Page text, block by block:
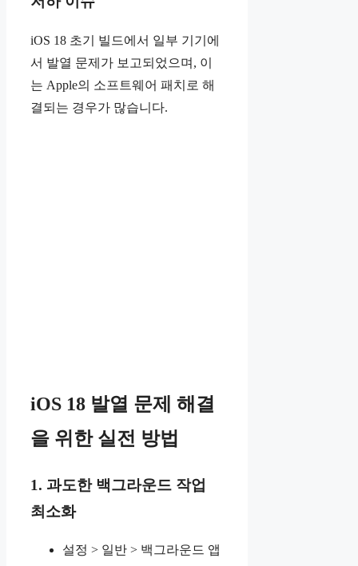
iOS 18 초기 빌드에서 일부 기기에
서 발열 문제가 보고되었으며, 이
는 Apple의 소프트웨어 패치로 해
결되는 경우가 많습니다.
iOS 18 발열 문제 해결
을 위한 실전 방법
1. 과도한 백그라운드 작업
최소화
설정 > 일반 > 백그라운드 앱